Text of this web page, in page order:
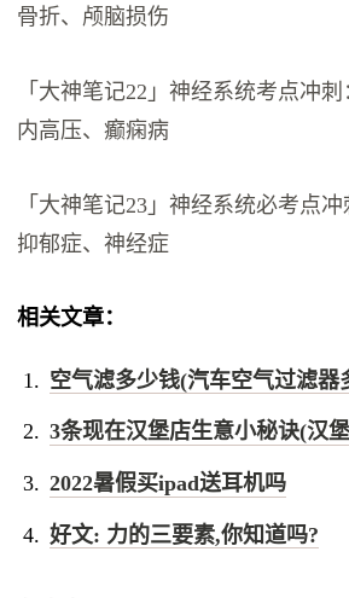
骨折、颅脑损伤
「大神笔记22」神经系统考点冲
内高压、癫痫病
「大神笔记23」神经系统必考点冲
抑郁症、神经症
相关文章：
空气滤多少钱(汽车空气过滤器
3条现在汉堡店生意小秘诀(汉
2022暑假买ipad送耳机吗
好文: 力的三要素,你知道吗?